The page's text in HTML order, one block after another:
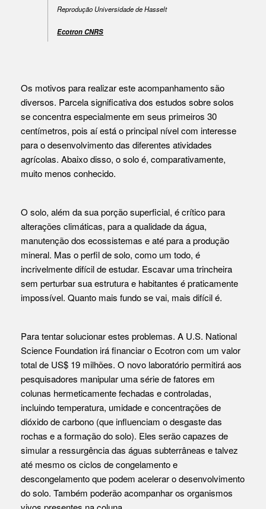
Reprodução Universidade de Hasselt
Ecotron CNRS
Os motivos para realizar este acompanhamento são
diversos. Parcela significativa dos estudos sobre solos
se concentra especialmente em seus primeiros 30
centímetros, pois aí está o principal nível com interesse
para o desenvolvimento das diferentes atividades
agrícolas. Abaixo disso, o solo é, comparativamente,
muito menos conhecido.
O solo, além da sua porção superficial, é crítico para
alterações climáticas, para a qualidade da água,
manutenção dos ecossistemas e até para a produção
mineral. Mas o perfil de solo, como um todo, é
incrivelmente difícil de estudar. Escavar uma trincheira
sem perturbar sua estrutura e habitantes é praticamente
impossível. Quanto mais fundo se vai, mais difícil é.
Para tentar solucionar estes problemas. A U.S. National
Science Foundation irá financiar o Ecotron com um valor
total de US$ 19 milhões. O novo laboratório permitirá aos
pesquisadores manipular uma série de fatores em
colunas hermeticamente fechadas e controladas,
incluindo temperatura, umidade e concentrações de
dióxido de carbono (que influenciam o desgaste das
rochas e a formação do solo). Eles serão capazes de
simular a ressurgência das águas subterrâneas e talvez
até mesmo os ciclos de congelamento e
descongelamento que podem acelerar o desenvolvimento
do solo. Também poderão acompanhar os organismos